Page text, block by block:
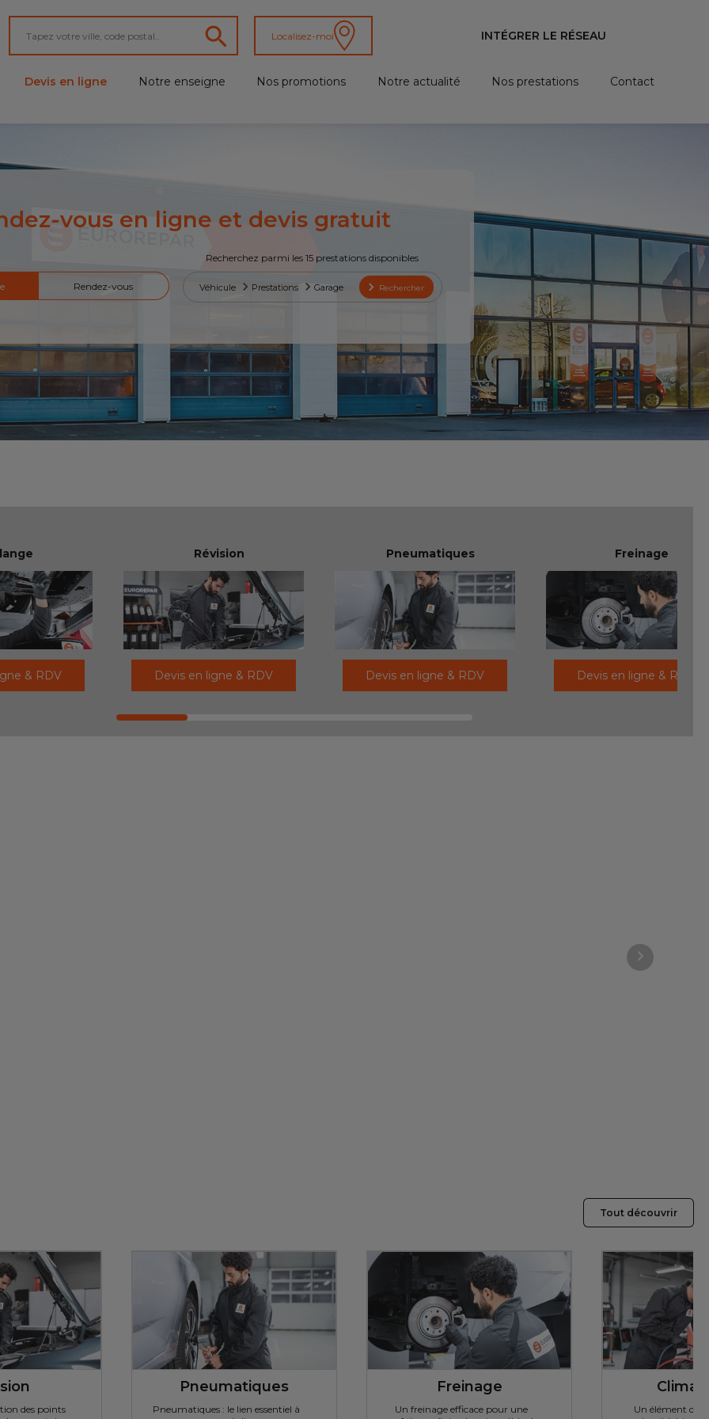
Localisez-moi INTÉGRER LE RÉSEAU
Devis en ligne Notre enseigne Nos promotions Notre actualité Nos prestations Contact
vous en ligne et devis gratuit
Rendez-vous
Recherchez parmi les 15 prestations disponibles
Véhicule Prestations Garage Rechercher
& RDV
Révision
Devis en ligne & RDV
Pneumatiques
Devis en ligne & RDV
Freinage
Devis en ligne & RDV
Tout découvrir
des points
Pneumatiques
Pneumatiques : le lien essentiel à
Freinage
Un freinage efficace pour une
Un élément de